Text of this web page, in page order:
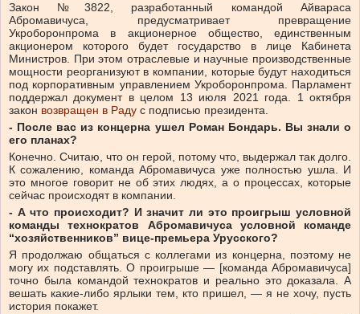
Закон №3822, разработанный командой Айвараса
Абромавичуса, предусматривает превращение
Укроборонпрома в акционерное общество, единственным
акционером которого будет государство в лице Кабинета
Министров. При этом отраслевые и научные производственные
мощности реорганизуют в компании, которые будут находиться
под корпоративным управлением Укроборонпрома. Парламент
поддержал документ в целом 13 июля 2021 года. 1 октября
закон возвращен в Раду с подписью президента.
- После вас из концерна ушел Роман Бондарь. Вы знали о
его планах?
Конечно. Считаю, что он герой, потому что, выдержал так долго.
К сожалению, команда Абромавичуса уже полностью ушла. И
это многое говорит не об этих людях, а о процессах, которые
сейчас происходят в компании.
- А что происходит? И значит ли это проигрыш условной
команды технократов Абромавичуса условной команде
“хозяйственников” вице-премьера Урусского?
Я продолжаю общаться с коллегами из концерна, поэтому не
могу их подставлять. О проигрыше — [команда Абромавичуса]
точно была командой технократов и реально это доказала. А
вешать какие-либо ярлыки тем, кто пришел, — я не хочу, пусть
история покажет.